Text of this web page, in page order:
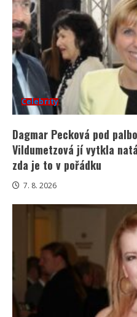
Celebrity
Dagmar Pecková pod
Vildumetzová jí vytkla
zda je to v pořádku
7. 8. 2026